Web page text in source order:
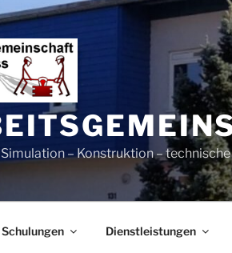
– Konstruktion –
Schulungen Dienstleistungen